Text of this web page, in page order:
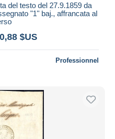
del testo del 27.9.1859 da
"1" baj., affrancata al
$US
Professionnel